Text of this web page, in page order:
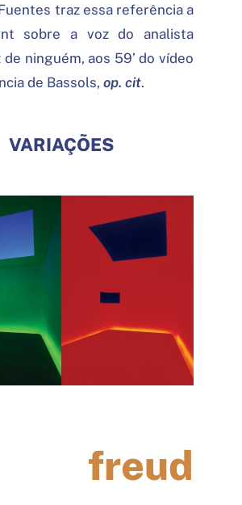
traz essa referência a
sobre a voz do analista
de ninguém, aos 59’ do vídeo
de Bassols, op. cit.
VARIAÇÕES
freud